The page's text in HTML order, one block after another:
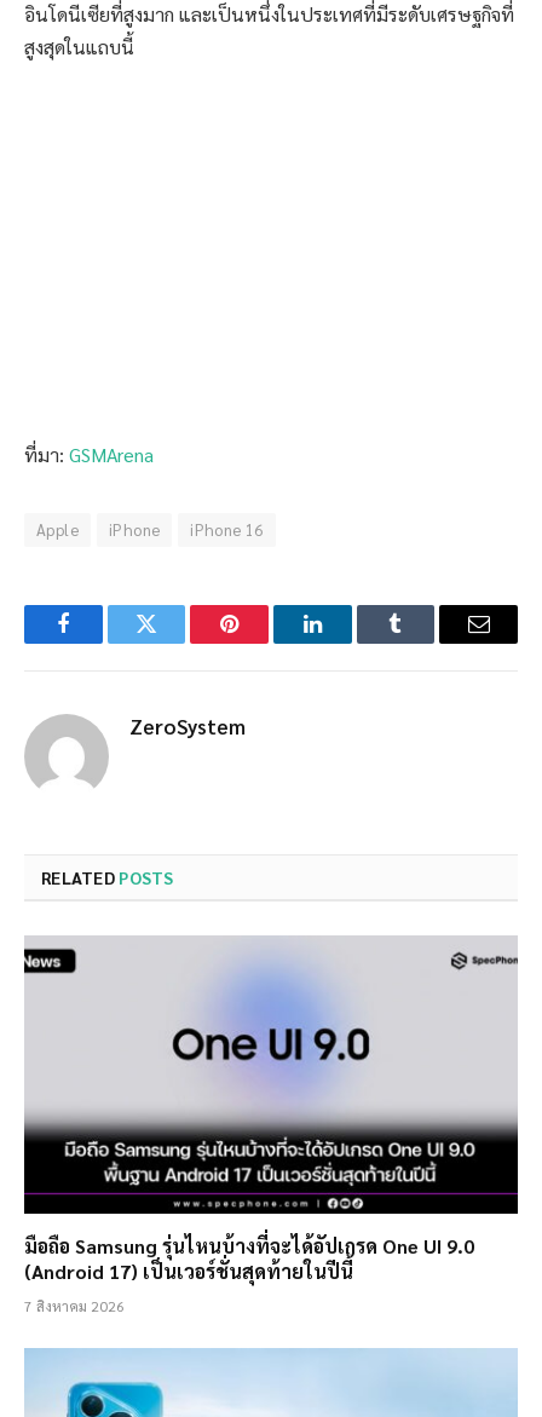
อินโดนีเซียที่สูงมาก และเป็นหนึ่งในประเทศที่มีระดับเศรษฐกิจที่
สูงสุดในแถบนี้
ที่มา: GSMArena
Apple iPhone iPhone 16
FacebookTwitter Pinterest LinkedInTumblr Email
ZeroSystem
RELATED POSTS
มือถือ Samsung รุ่นไหนบ้างที่จะได้อัปเกรด One UI 9.0
(Android 17) เป็นเวอร์ชั่นสุดท้ายในปีนี้
7 สิงหาคม 2026